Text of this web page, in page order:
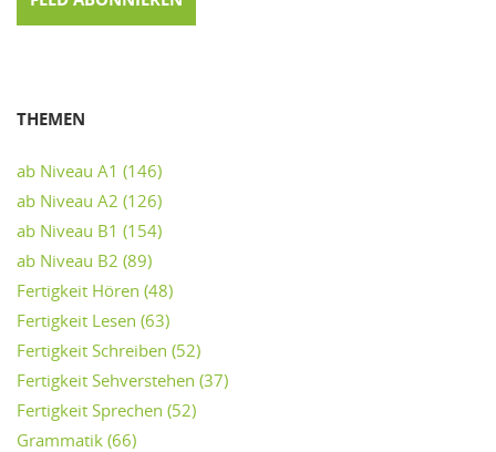
THEMEN
ab Niveau A1 (146)
ab Niveau A2 (126)
ab Niveau B1 (154)
ab Niveau B2 (89)
Fertigkeit Hören (48)
Fertigkeit Lesen (63)
Fertigkeit Schreiben (52)
Fertigkeit Sehverstehen (37)
Fertigkeit Sprechen (52)
Grammatik (66)